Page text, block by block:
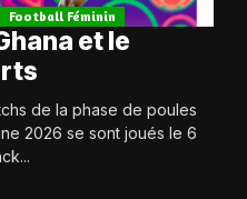
Football Féminin
et le
de la phase de poules
2026 se sont joués le 6